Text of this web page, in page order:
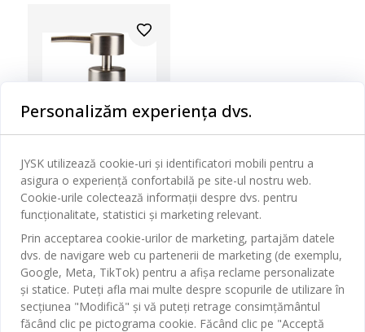
26%
KUNGSBACKA
DOZATOR DE SĂPUN
KUNGSBACKA CU EFECT
DE MARMURA
Personalizăm experiența dvs.
JYSK utilizează cookie-uri și identificatori mobili pentru a
asigura o experiență confortabilă pe site-ul nostru web.
Cookie-urile colectează informații despre dvs. pentru
funcționalitate, statistici și marketing relevant.
Prin acceptarea cookie-urilor de marketing, partajăm datele
dvs. de navigare web cu partenerii de marketing (de exemplu,
Google, Meta, TikTok) pentru a afișa reclame personalizate
și statice. Puteți afla mai multe despre scopurile de utilizare în
secțiunea "Modifică" și vă puteți retrage consimțământul
făcând clic pe pictograma cookie. Făcând clic pe "Acceptă